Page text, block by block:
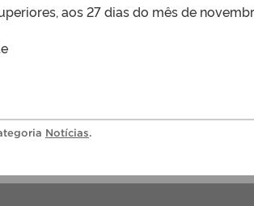
aos 27 dias do mês de
Notícias.